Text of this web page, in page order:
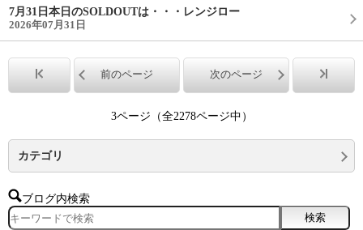
7月31日本日のSOLDOUTは・・・レンジロー
2026年07月31日
前のページ 次のページ
3ページ（全2278ページ中）
カテゴリ
ブログ内検索